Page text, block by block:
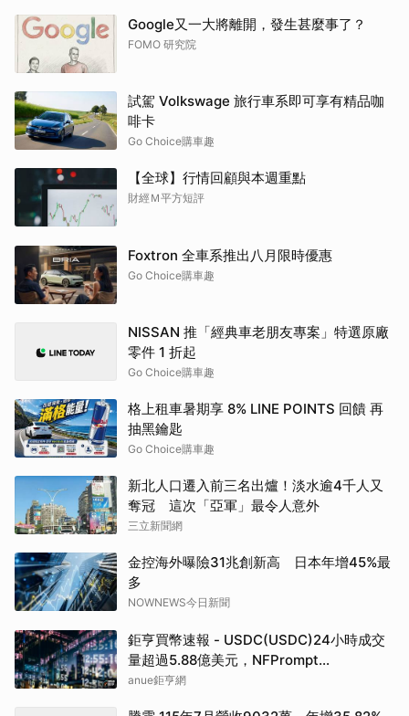
Google又一大將離開，發生甚麼事了？
FOMO 研究院
試駕 Volkswage 旅行車系即可享有精品咖
啡卡
Go Choice購車趣
【全球】行情回顧與本週重點
財經Ｍ平方短評
Foxtron 全車系推出八月限時優惠
Go Choice購車趣
NISSAN 推「經典車老朋友專案」特選原廠
零件 1 折起
Go Choice購車趣
格上租車暑期享 8% LINE POINTS 回饋 再
抽黑鑰匙
Go Choice購車趣
新北人口遷入前三名出爐！淡水逾4千人又
奪冠 這次「亞軍」最令人意外
三立新聞網
金控海外曝險31兆創新高 日本年增45%最
多
NOWNEWS今日新聞
鉅亨買幣速報 - USDC(USDC)24小時成交
量超過5.88億美元，NFPrompt
Token(NFP)24小時漲幅達66.2%
anue鉅亨網